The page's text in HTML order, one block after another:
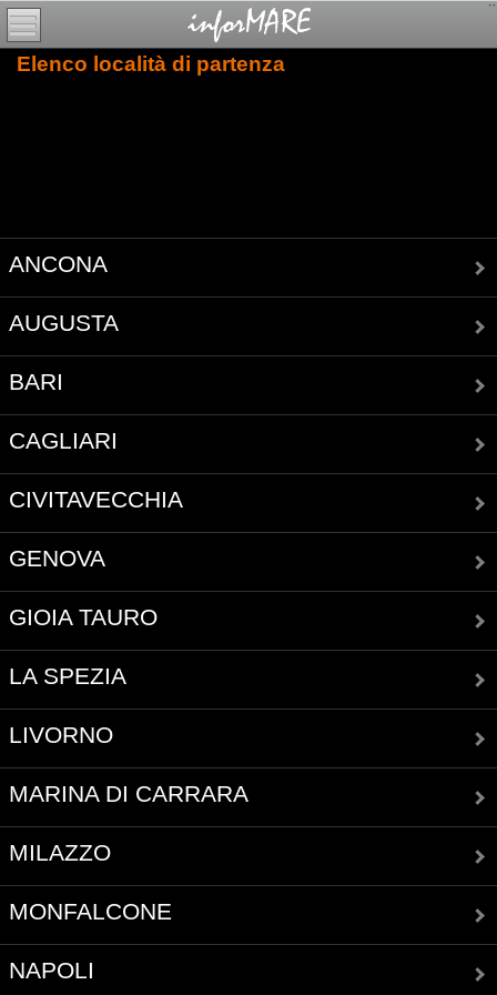
Elenco località di partenza
ANCONA
AUGUSTA
BARI
CAGLIARI
CIVITAVECCHIA
GENOVA
GIOIA TAURO
LA SPEZIA
LIVORNO
MARINA DI CARRARA
MILAZZO
MONFALCONE
NAPOLI